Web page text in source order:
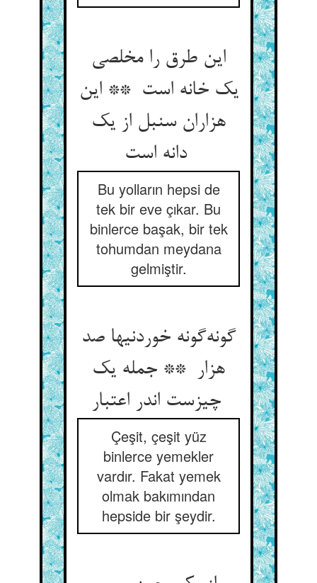
این طرق را مخلصی
یک خانه است ** این
هزاران سنبل از یک
دانه است
Bu yolların hepsi de
tek bir eve çıkar. Bu
binlerce başak, bir tek
tohumdan meydana
gelmiştir.
گونه‌گونه خوردنیها صد
هزار ** جمله یک
چیزست اندر اعتبار
Çeşit, çeşit yüz
binlerce yemekler
vardır. Fakat yemek
olmak bakımından
hepside bir şeydir.